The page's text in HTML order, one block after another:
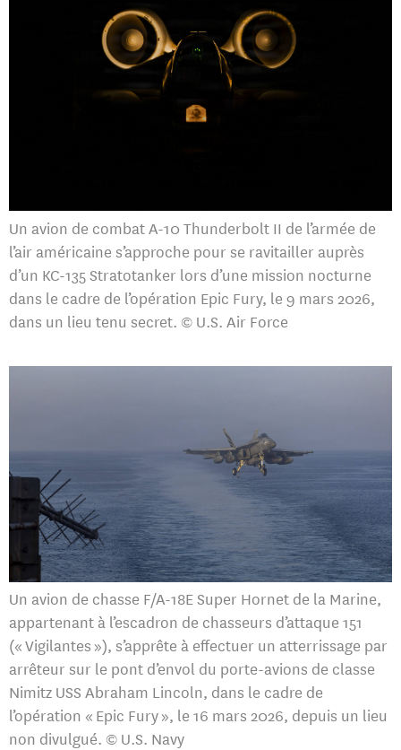
Un avion de combat A-10 Thunderbolt II de l’armée de
l’air américaine s’approche pour se ravitailler auprès
d’un KC-135 Stratotanker lors d’une mission nocturne
dans le cadre de l’opération Epic Fury, le 9 mars 2026,
dans un lieu tenu secret. © U.S. Air Force
Un avion de chasse F/A-18E Super Hornet de la Marine,
appartenant à l’escadron de chasseurs d’attaque 151
(« Vigilantes »), s’apprête à effectuer un atterrissage par
arrêteur sur le pont d’envol du porte-avions de classe
Nimitz USS Abraham Lincoln, dans le cadre de
l’opération « Epic Fury », le 16 mars 2026, depuis un lieu
non divulgué. © U.S. Navy